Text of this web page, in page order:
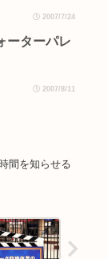
2007/7/24
ーターパレ
2007/8/11
間を知らせる